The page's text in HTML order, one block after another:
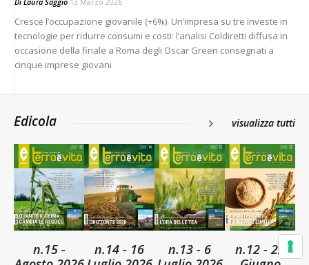
Cresce l’occupazione giovanile (+6%). Un’impresa su tre investe in
tecnologie per ridurre consumi e costi: l’analisi Coldiretti diffusa in
occasione della finale a Roma degli Oscar Green consegnati a
cinque imprese giovani
Edicola visualizza tutti
n.15 -
n.14 - 16
n.13 - 6
n.12 - 22